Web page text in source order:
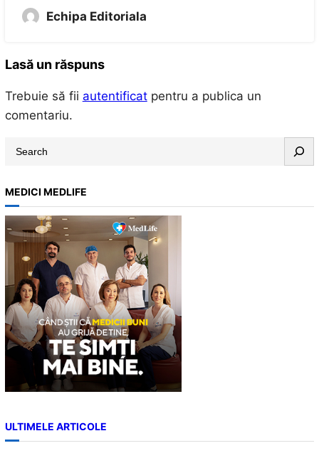
Echipa Editoriala
Lasă un răspuns
Trebuie să fii autentificatpentru a publica un
comentariu.
r
c
h
MEDICI MEDLIFE
ULTIMELE ARTICOLE